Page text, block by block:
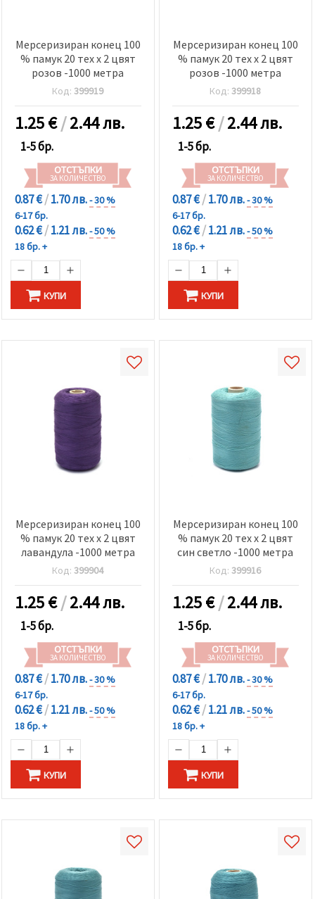
Мерсеризиран конец 100
% памук 20 тех x 2 цвят
розов -1000 метра
Код:399919
1.25€/2.44 лв.
1-5 бр.
ОТСТЪПКИ
ЗА КОЛИЧЕСТВО
0.87 €/1.70 лв.- 30 %
6-17 бр.
0.62 €/1.21 лв.- 50 %
18 бр. +
КУПИ
Мерсеризиран конец 100
% памук 20 тех x 2 цвят
розов -1000 метра
Код:399918
1.25€/2.44 лв.
1-5 бр.
ОТСТЪПКИ
ЗА КОЛИЧЕСТВО
0.87 €/1.70 лв.- 30 %
6-17 бр.
0.62 €/1.21 лв.- 50 %
18 бр. +
КУПИ
Мерсеризиран конец 100
% памук 20 тех x 2 цвят
лавандула -1000 метра
Код:399904
1.25€/2.44 лв.
1-5 бр.
ОТСТЪПКИ
ЗА КОЛИЧЕСТВО
0.87 €/1.70 лв.- 30 %
6-17 бр.
0.62 €/1.21 лв.- 50 %
18 бр. +
КУПИ
Мерсеризиран конец 100
% памук 20 тех x 2 цвят
син светло -1000 метра
Код:399916
1.25€/2.44 лв.
1-5 бр.
ОТСТЪПКИ
ЗА КОЛИЧЕСТВО
0.87 €/1.70 лв.- 30 %
6-17 бр.
0.62 €/1.21 лв.- 50 %
18 бр. +
КУПИ